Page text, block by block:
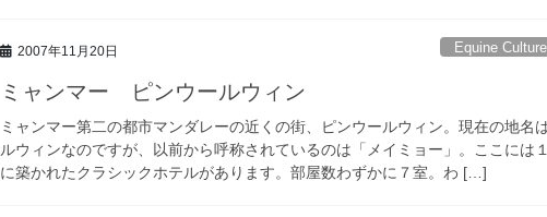
2007年11月20日 Equine
ミャンマー ピンウールウィン
ミャンマー第二の都市マンダレーの近くの街、ピンウールウィン。現在の地名
ルウィンなのですが、以前から呼称されているのは「メイミョー」。ここには
に築かれたクラシックホテルがあります。部屋数わずかに７室。わ […]